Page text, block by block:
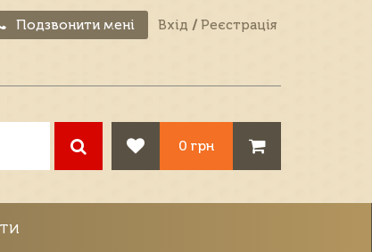
Подзвонити мені Вхід / Реєстрація
0 грн